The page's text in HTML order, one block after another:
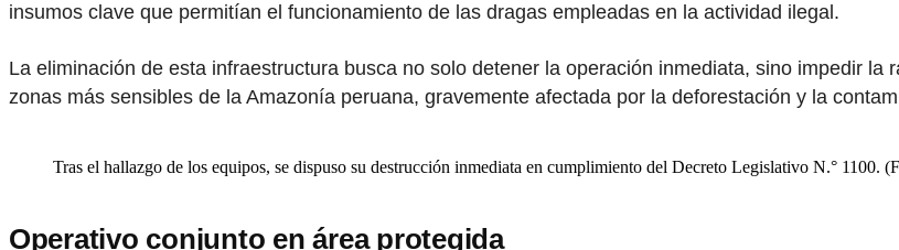
insumos clave que permitían el funcionamiento de las dragas empleadas en la actividad ilegal.
La eliminación de esta infraestructura busca no solo detener la operación inmediata, sino impedir
zonas más sensibles de la Amazonía peruana, gravemente afectada por la deforestación y la
Tras el hallazgo de los equipos, se dispuso su destrucción inmediata en cumplimiento del Decreto Legislativo N.° 1100.
Operativo conjunto en área protegida